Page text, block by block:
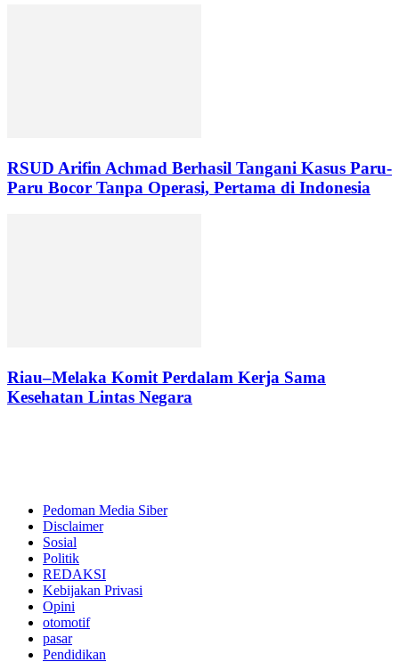
RSUD Arifin Achmad Berhasil Tangani Kasus Paru-
Paru Bocor Tanpa Operasi, Pertama di Indonesia
Riau–Melaka Komit Perdalam Kerja Sama
Kesehatan Lintas Negara
Pedoman Media Siber
Disclaimer
Sosial
Politik
REDAKSI
Kebijakan Privasi
Opini
otomotif
pasar
Pendidikan